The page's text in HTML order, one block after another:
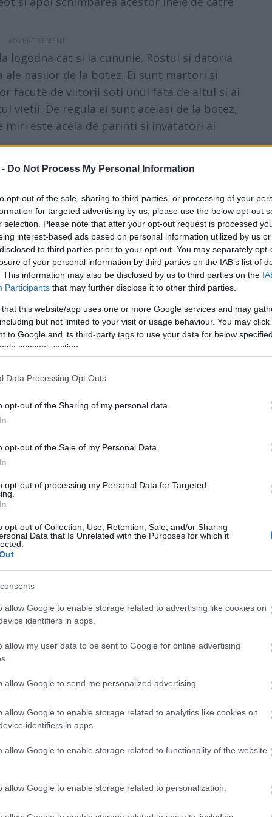
- Do Not Process My Personal Information
opt-out of the sale, sharing to third parties, or processing of your
for targeted advertising by us, please use the below opt-out
selection. Please note that after your opt-out request is processed
interest-based ads based on personal information utilized by us
to third parties prior to your opt-out. You may separately
of your personal information by third parties on the IAB’s list of
This information may also be disclosed by us to third parties on the
Participants that may further disclose it to other third parties.
that this website/app uses one or more Google services and may
but not limited to your visit or usage behaviour. You may
to Google and its third-party tags to use your data for below
consent section.
Data Processing Opt Outs
opt-out of the Sharing of my personal data.
opt-out of the Sale of my Personal Data.
opt-out of processing my Personal Data for Targeted
opt-out of Collection, Use, Retention, Sale, and/or Sharing
Data that Is Unrelated with the Purposes for which it
allow Google to enable storage related to advertising like cookies on
identifiers in apps.
allow my user data to be sent to Google for online advertising
allow Google to send me personalized advertising.
allow Google to enable storage related to analytics like cookies on
identifiers in apps.
allow Google to enable storage related to functionality of the website
allow Google to enable storage related to personalization.
logodna cat si la cununie. Rostul si datoria
ale nasilor de la botez. Ei sunt martori si
facute de viitorii soti unul fata de altul si ai
De regula ei sunt aceiasi de la botez,
este acela de parinti si invatatori ai
de la 2-3 saptamani, la cativa ani. Daca
rost sa dai o petrecere special pentru asta.
bani in plus. Apoi e nevoie sa te pregatesti
Ai putea de exemplu sa „profiti" de o alta
ziua unuia dintre voi) la care sa invitati o
si la nunta, si sa faci marele anunt.
de logodna, ar fi bine sa o faci la 3 luni
nunta. Poti sa alegi intre o petrecere
cu bufet suedez sau poti sa faci un
Orice ai alege, ai grija sa nu te stresezi prea
para simplu, doar ca un motiv de bucurie si
l-ati hotarat impreuna.
sau in momentul in care ati lansat invitatia
sa va treziti cu vreo surpriza...Cel mai
sa nu bagati in seama prea mult cadourile
abia dupa ce pleaca toti invitatii.